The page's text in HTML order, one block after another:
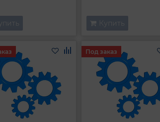
Купить
Под заказ